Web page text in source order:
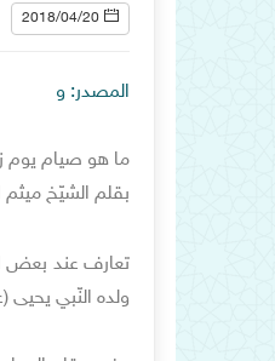
2018/04/20
المصدر: و
ما هو صيام يوم
بقلم الشيّخ ميثم
تعارف عند بعض
ولده النّبي يحيى